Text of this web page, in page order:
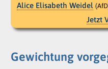
Alice Elisabeth Weidel
Jetzt
Gewichtung